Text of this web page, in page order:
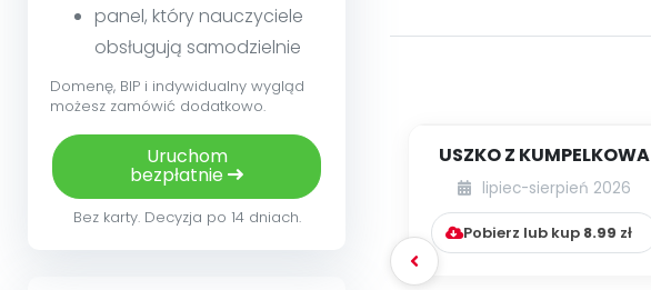
panel, który nauczyciele
obsługują samodzielnie
Domenę, BIP i indywidualny wygląd
możesz zamówić dodatkowo.
Uruchom
bezpłatnie
Bez karty. Decyzja po 14 dniach.
USZKO Z KUMPELKOWA
lipiec-sierpień 2026
Pobierz lub kup 8.99 zł